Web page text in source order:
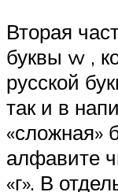
Вторая
буквы w ,
русской
так и в
«сложная»
алфавите
«г». В